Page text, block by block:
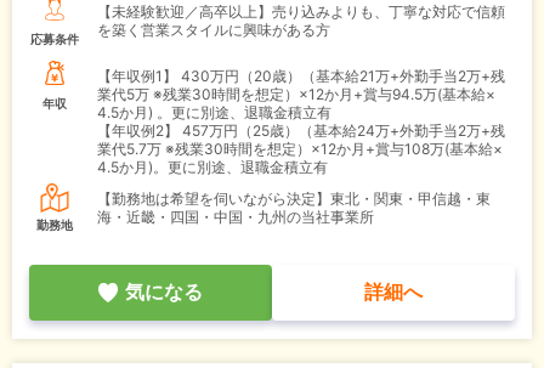
応募条件
【未経験歓迎／高卒以上】売り込みよりも、丁寧な対応で信頼
を築く営業スタイルに興味がある方
年収
【年収例1】
430万円（20歳）（基本給21万+外勤手当2万+残
業代5万 ※残業30時間を想定）×12か月+賞与94.5万(基本給×
4.5か月) 。更に別途、退職金積立有
【年収例2】
457万円（25歳）（基本給24万+外勤手当2万+残
業代5.7万 ※残業30時間を想定）×12か月+賞与108万(基本給×
4.5か月)。更に別途、退職金積立有
勤務地
【勤務地は希望を伺いながら決定】東北・関東・甲信越・東
海・近畿・四国・中国・九州の当社事業所
気になる 詳細へ